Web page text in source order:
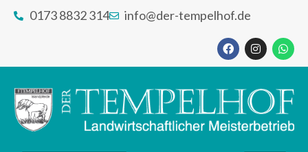
0173 8832 314 info@der-tempelhof.de